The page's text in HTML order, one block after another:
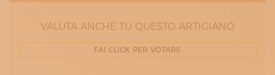
VALUTA ANCHE TU QUESTO ARTIGIANO
FAI CLICK PER VOTARE